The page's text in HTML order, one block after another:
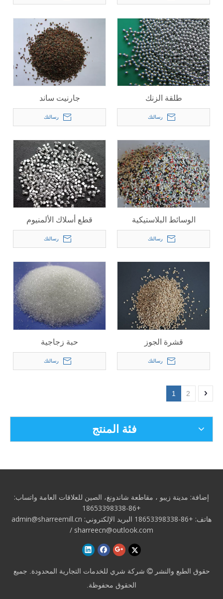
طلقة الزنك
رسالتك
جارنيت ساند
رسالتك
الوسائط البلاستيكية
الميلامين
رسالتك
قطع أسلاك الألمنيوم
رسالتك
قشرة الجوز
رسالتك
حبة زجاجية
رسالتك
1 2
فئة المنتج
إضافة: مدينة زيبو ، مقاطعة شاندونغ، الصين للعلاقات العامة واتساب:
+86-18653398338
هاتف: +86-18653398338 البريد الإلكتروني:
admin@sharreemill.cn
/ sharreecn@outlook.com
حقوق الطبع والنشر شركة شري للخدمات التجارية المحدودة. جميع
الحقوق محفوظة.